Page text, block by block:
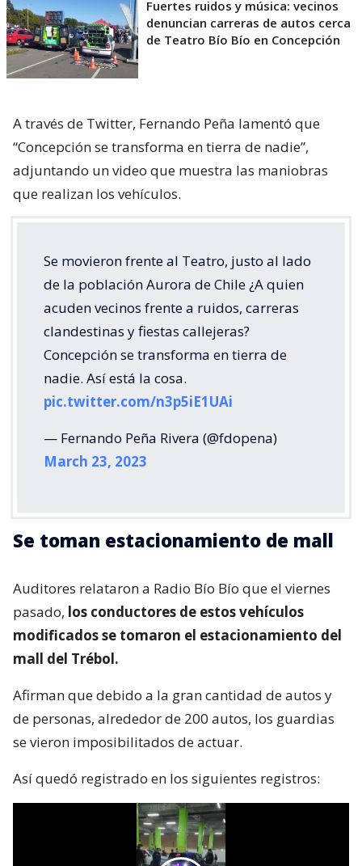
Fuertes ruidos y música: vecinos
denuncian carreras de autos cerca
de Teatro Bío Bío en Concepción
A través de Twitter, Fernando Peña lamentó que
“Concepción se transforma en tierra de nadie”,
adjuntando un video que muestra las maniobras
que realizan los vehículos.
Se movieron frente al Teatro, justo al lado
de la población Aurora de Chile ¿A quien
acuden vecinos frente a ruidos, carreras
clandestinas y fiestas callejeras?
Concepción se transforma en tierra de
nadie. Así está la cosa.
pic.twitter.com/n3p5iE1UAi
— Fernando Peña Rivera (@fdopena)
March 23, 2023
Se toman estacionamiento de mall
Auditores relataron a Radio Bío Bío que el viernes
pasado, los conductores de estos vehículos
modificados se tomaron el estacionamiento del
mall del Trébol.
Afirman que debido a la gran cantidad de autos y
de personas, alrededor de 200 autos, los guardias
se vieron imposibilitados de actuar.
Así quedó registrado en los siguientes registros: